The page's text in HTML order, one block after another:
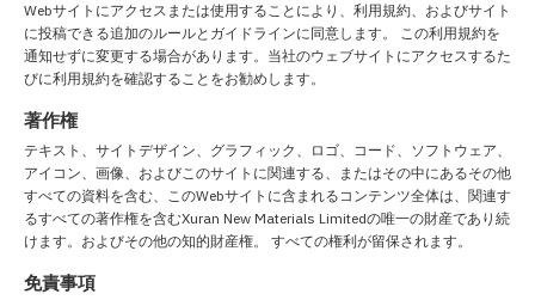
Webサイトにアクセスまたは使用することにより、利用規約、およびサイト
に投稿できる追加のルールとガイドラインに同意します。 この利用規約を
通知せずに変更する場合があります。当社のウェブサイトにアクセスするた
びに利用規約を確認することをお勧めします。
著作権
テキスト、サイトデザイン、グラフィック、ロゴ、コード、ソフトウェア、
アイコン、画像、およびこのサイトに関連する、またはその中にあるその他
すべての資料を含む、このWebサイトに含まれるコンテンツ全体は、関連す
るすべての著作権を含むXuran New Materials Limitedの唯一の財産であり続
けます。およびその他の知的財産権。 すべての権利が留保されます。
免責事項